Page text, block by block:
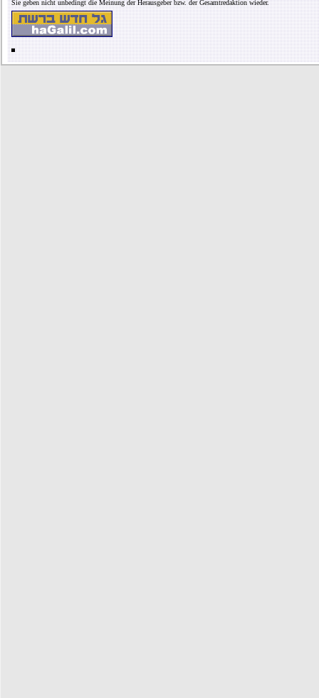
Sie geben nicht unbedingt die Meinung der Herausgeber bzw. der Gesamtredaktion wieder.